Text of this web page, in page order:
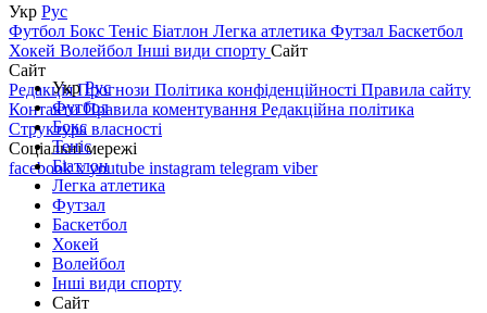
Укр Рус
Футбол Бокс Теніс Біатлон Легка атлетика Футзал Баскетбол
Хокей Волейбол Інші види спорту Сайт
Сайт
РедакціяПрогнози Політика конфіденційності Правила сайту
КонтактиПравила коментування Редакційна політика
Структура власності
Соціальні мережі
facebookxyoutube instagram telegram viber
УкрРус
Футбол
Бокс
Теніс
Біатлон
Легка атлетика
Футзал
Баскетбол
Хокей
Волейбол
Інші види спорту
Сайт